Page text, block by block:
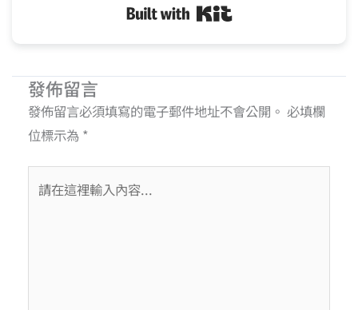
Built with Kit
發佈留言
發佈留言必須填寫的電子郵件地址不會公開。 必填欄
位標示為 *